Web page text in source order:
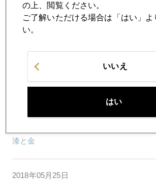
2018年05月30日
2018年05月29日
漆と金
2018年05月25日
の上、閲覧ください。
ご了解いただける場合は「はい」よ
い。
いいえ
はい